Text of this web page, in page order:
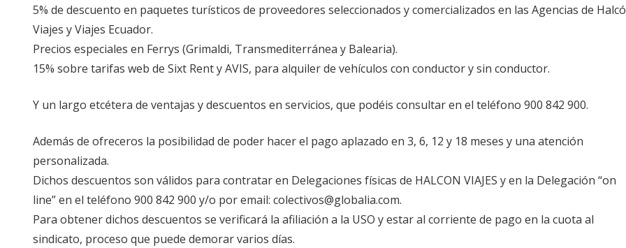
5% de descuento en paquetes turísticos de proveedores seleccionados y comercializados en las Agencias de
Viajes y Viajes Ecuador.
Precios especiales en Ferrys (Grimaldi, Transmediterránea y Balearia).
15% sobre tarifas web de Sixt Rent y AVIS, para alquiler de vehículos con conductor y sin conductor.
Y un largo etcétera de ventajas y descuentos en servicios, que podéis consultar en el teléfono 900 842 900.
Además de ofreceros la posibilidad de poder hacer el pago aplazado en 3, 6, 12 y 18 meses y una atención
personalizada.
Dichos descuentos son válidos para contratar en Delegaciones físicas de HALCON VIAJES y en la Delegación “on
line” en el teléfono 900 842 900 y/o por email: colectivos@globalia.com.
Para obtener dichos descuentos se verificará la afiliación a la USO y estar al corriente de pago en la cuota al
sindicato, proceso que puede demorar varios días.